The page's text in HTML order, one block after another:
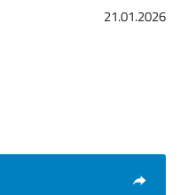
21.01.2026